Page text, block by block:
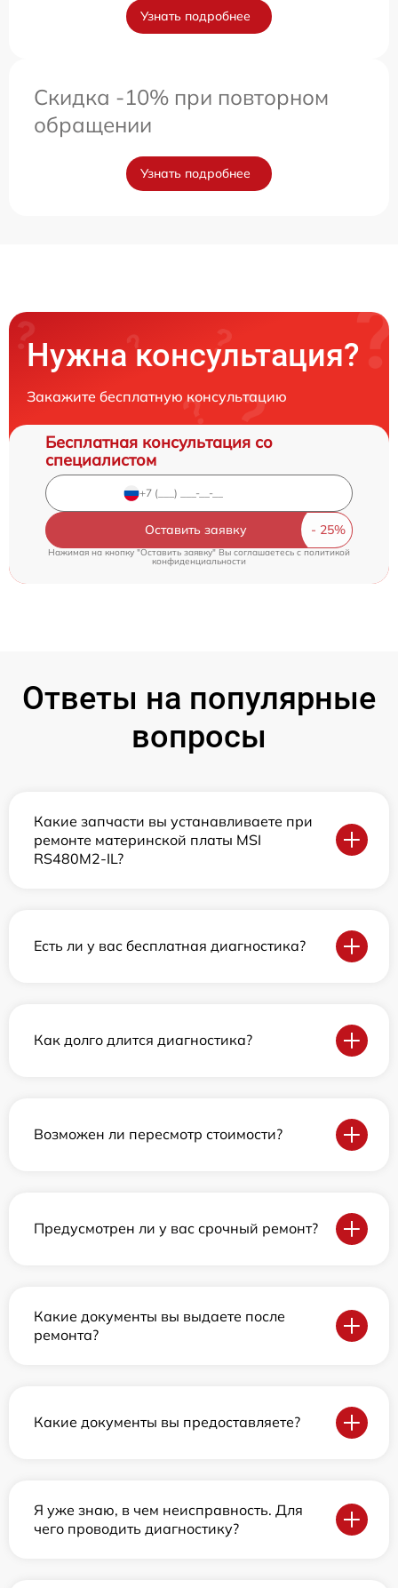
Узнать подробнее
Скидка -10% при повторном
обращении
Узнать подробнее
Нужна консультация?
Закажите бесплатную консультацию
Бесплатная консультация со
специалистом
Оставить заявку
Нажимая на кнопку "Оставить заявку" Вы соглашаетесь cполитикой
конфиденциальности
Ответы на популярные
вопросы
Какие запчасти вы устанавливаете при
ремонте материнской платы MSI
RS480M2-IL?
Есть ли у вас бесплатная диагностика?
Как долго длится диагностика?
Возможен ли пересмотр стоимости?
Предусмотрен ли у вас срочный ремонт?
Какие документы вы выдаете после
ремонта?
Какие документы вы предоставляете?
Я уже знаю, в чем неисправность. Для
чего проводить диагностику?